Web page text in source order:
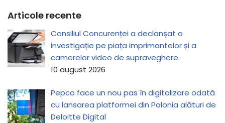
Articole recente
Consiliul Concurenței a declanșat o
investigație pe piața imprimantelor și a
camerelor video de supraveghere
10 august 2026
Pepco face un nou pas în digitalizare odată
cu lansarea platformei din Polonia alături de
Deloitte Digital